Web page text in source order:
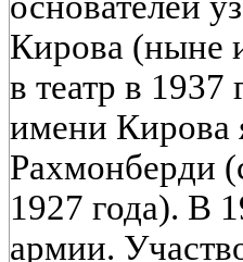
Кирова (ныне
в театр в 1937
имени Кирова
Рахмонберди
1927 года). В
армии.